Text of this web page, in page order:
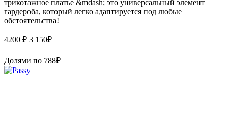
трикотажное платье &mdash; это универсальный элемент
гардероба, который легко адаптируется под любые
обстоятельства!
4200 ₽ 3 150₽
Долями по 788₽